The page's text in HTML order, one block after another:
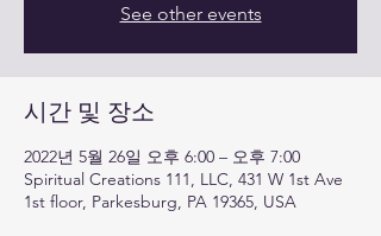
See other events
시간 및 장소
2022년 5월 26일 오후 6:00 – 오후 7:00
Spiritual Creations 111, LLC, 431 W 1st Ave
1st floor, Parkesburg, PA 19365, USA